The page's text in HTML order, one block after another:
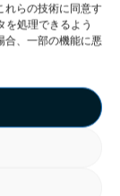
れらの技術に同意す
を処理できるよう
合、一部の機能に悪